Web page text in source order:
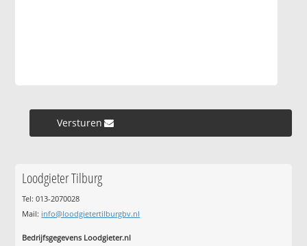
Versturen »
Loodgieter Tilburg
Tel: 013-2070028
Mail: info@loodgietertilburgbv.nl
Bedrijfsgegevens Loodgieter.nl